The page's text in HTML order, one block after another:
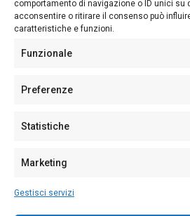
comportamento di navigazione o ID unici su
acconsentire o ritirare il consenso può
caratteristiche e funzioni.
Funzionale
Preferenze
Statistiche
Marketing
Gestisci servizi
Follow Us
Sede:Via Cristoforo Colombo 09013
Partita IVA02270380922
128/2020 del 10/02/2020
Per la Pubblicità: